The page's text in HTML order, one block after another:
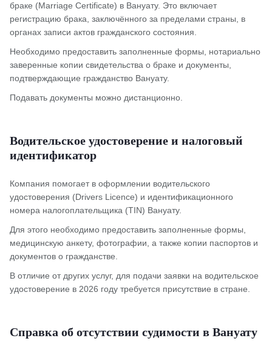
браке (Marriage Certificate) в Вануату. Это включает
регистрацию брака, заключённого за пределами страны, в
органах записи актов гражданского состояния.
Необходимо предоставить заполненные формы, нотариально
заверенные копии свидетельства о браке и документы,
подтверждающие гражданство Вануату.
Подавать документы можно дистанционно.
Водительское удостоверение и налоговый
идентификатор
Компания помогает в оформлении водительского
удостоверения (Drivers Licence) и идентификационного
номера налогоплательщика (TIN) Вануату.
Для этого необходимо предоставить заполненные формы,
медицинскую анкету, фотографии, а также копии паспортов и
документов о гражданстве.
В отличие от других услуг, для подачи заявки на водительское
удостоверение в 2026 году требуется присутствие в стране.
Справка об отсутствии судимости в Вануату